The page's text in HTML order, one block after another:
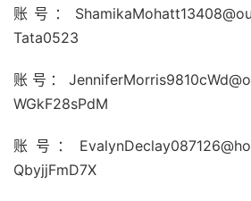
账号：
Tata0523
账号：
WGkF28sPdM
账号：
QbyjjFmD7X